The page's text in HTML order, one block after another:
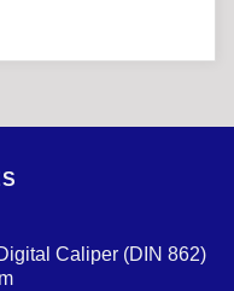
Caliper (DIN 862)